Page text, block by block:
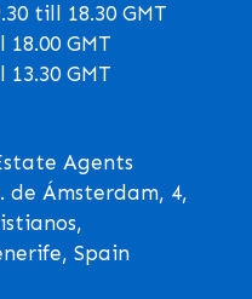
till 18.30 GMT
GMT
GMT
Agents
de Ámsterdam, 4,
Spain